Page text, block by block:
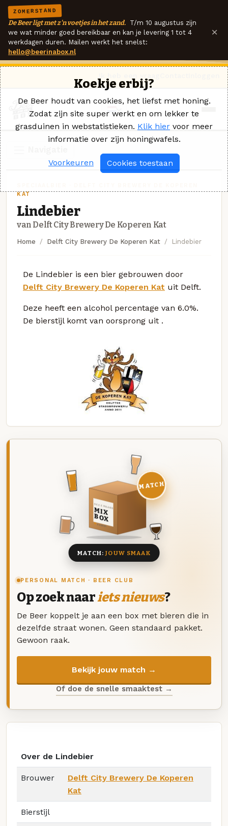
ZOMERSTAND
De Beer ligt met z'n voetjes in het zand. T/m 10 augustus zijn
we wat minder goed bereikbaar en kan je levering 1 tot 4
werkdagen duren. Mailen werkt het snelst:
hello@beerinabox.nl
×
KAT
Lindebier
van Delft City Brewery De Koperen Kat
Home Delft City Brewery De Koperen Kat Lindebier
De Lindebier is een bier gebrouwen door
Delft City Brewery De Koperen Kat uit Delft.
Deze heeft een alcohol percentage van 6.0%.
De bierstijl komt van oorsprong uit .
PERSONAL MATCH · BEER CLUB
Op zoek naariets nieuws?
De Beer koppelt je aan een box met bieren die in
dezelfde straat wonen. Geen standaard pakket.
Gewoon raak.
Bekijk jouw match →
Of doe de snelle smaaktest →
DEZE MAAND
MIX
BOX
8 BIEREN
MATCH
MATCH:JOUW SMAAK
Over de Lindebier
Brouwer
Delft City Brewery De Koperen
Kat
Bierstijl
Koekje erbij?
De Beer houdt van cookies, het liefst met honing.
Zodat zijn site super werkt en om lekker te
grasduinen in webstatistieken. Klik hier voor meer
informatie over zijn honingwafels.
Voorkeuren Cookies toestaan